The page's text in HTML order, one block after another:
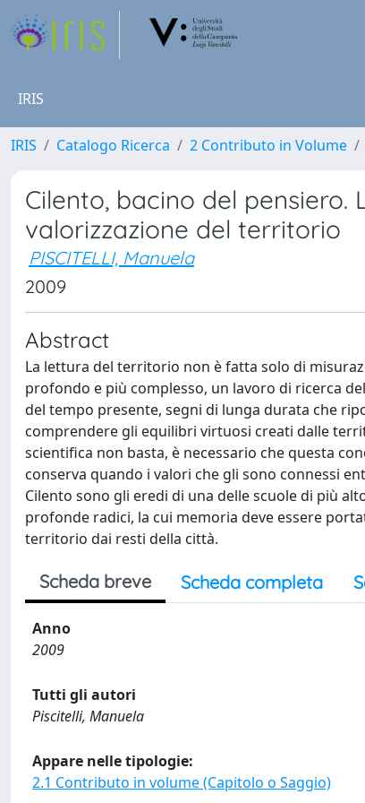
IRIS
IRIS Catalogo Ricerca 2 Contributo in Volume
Cilento, bacino del
valorizzazione del territorio
PISCITELLI, Manuela
2009
Abstract
La lettura del territorio non è fatta solo di
profondo e più complesso, un lavoro di ricerca
del tempo presente, segni di lunga durata che
comprendere gli equilibri virtuosi creati dalle
scientifica non basta, è necessario che questa
conserva quando i valori che gli sono connessi
Cilento sono gli eredi di una delle scuole di più
profonde radici, la cui memoria deve essere
territorio dai resti della città.
Scheda breve Scheda completa
Anno
2009
Tutti gli autori
Piscitelli, Manuela
Appare nelle tipologie:
2.1 Contributo in volume (Capitolo o Saggio)